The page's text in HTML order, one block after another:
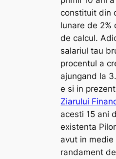
constituit din
lunare de 2%
de calcul.
salariul tau
procentul a
ajungand la
e si in
Ziarului
acesti 15 ani
existenta
avut in medie
randament